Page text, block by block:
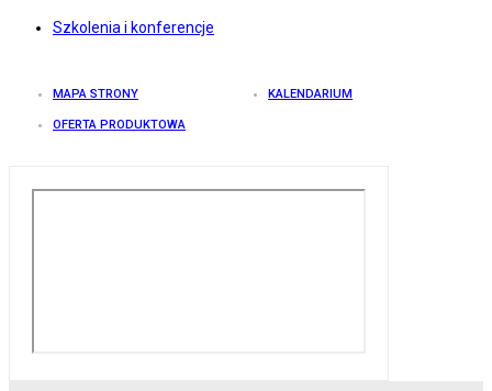
Szkolenia i konferencje
MAPA STRONY KALENDARIUM
OFERTA PRODUKTOWA